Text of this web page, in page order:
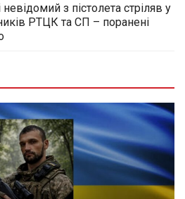
з пістолета стріляв у
РТЦК та СП – поранені